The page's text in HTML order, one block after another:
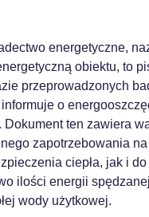
energetyczne,
obiektu, to
przeprowadzonych
o
Dokument ten zawiera
zapotrzebowania
ciepła, jak i do
ilości energii
wody użytkowej.